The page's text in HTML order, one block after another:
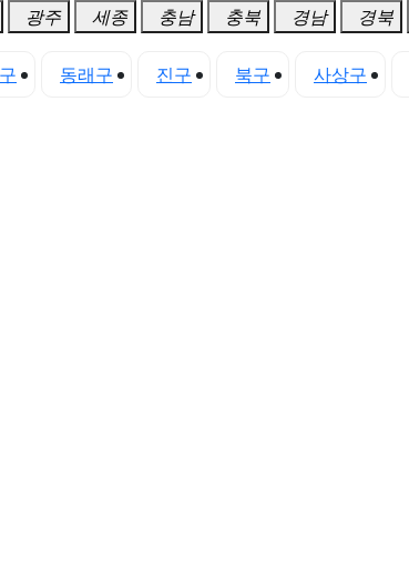
광주 세종 충남 충북 경남 경북
동래구 진구 북구 사상구